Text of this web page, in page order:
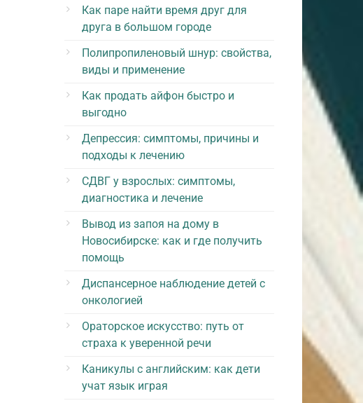
Как паре найти время друг для
друга в большом городе
Полипропиленовый шнур: свойства,
виды и применение
Как продать айфон быстро и
выгодно
Депрессия: симптомы, причины и
подходы к лечению
СДВГ у взрослых: симптомы,
диагностика и лечение
Вывод из запоя на дому в
Новосибирске: как и где получить
помощь
Диспансерное наблюдение детей с
онкологией
Ораторское искусство: путь от
страха к уверенной речи
Каникулы с английским: как дети
учат язык играя